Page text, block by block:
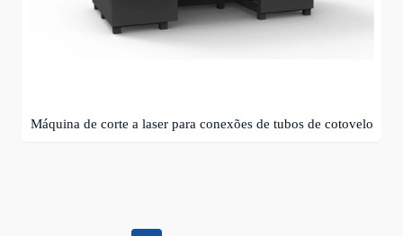
Máquina de corte a laser para conexões de tubos de cotovelo